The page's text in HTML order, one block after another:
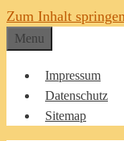
Zum Inhalt
Menu
Impressum
Datenschutz
Sitemap